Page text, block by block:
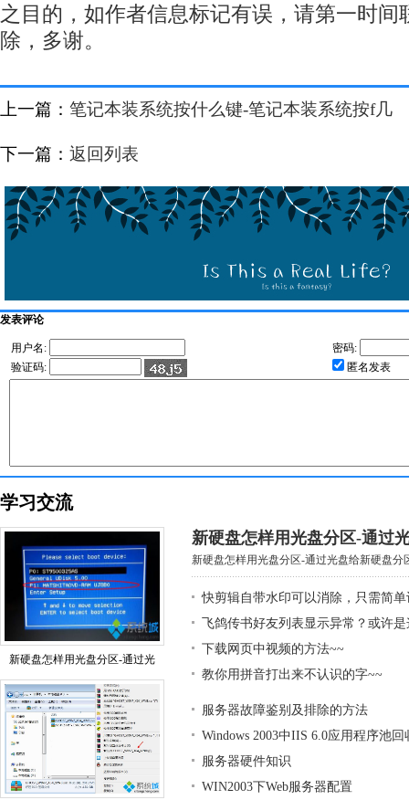
之目的，如作者信息标记有误，请第一时间
除，多谢。
上一篇： 笔记本装系统按什么键-笔记本装系统按f几
下一篇： 返回列表
发表评论
用户名:
密码:
验证码:
匿名发表
学习交流
新硬盘怎样用光盘分区-通过光
新硬盘怎样用光盘分区-通过
新硬盘怎样用光盘分区-通过光盘给新硬盘分
快剪辑自带水印可以消除，只需简单
飞鸽传书好友列表显示异常？或许
下载网页中视频的方法~~
教你用拼音打出来不认识的字~~
服务器故障鉴别及排除的方法
Windows 2003中IIS 6.0应用程序池回
服务器硬件知识
WIN2003下Web服务器配置